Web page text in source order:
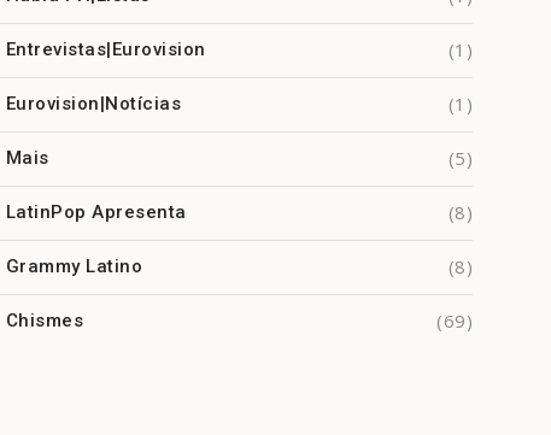
Entrevistas|Eurovision (1)
Eurovision|Notícias (1)
Mais (5)
LatinPop Apresenta (8)
Grammy Latino (8)
Chismes (69)